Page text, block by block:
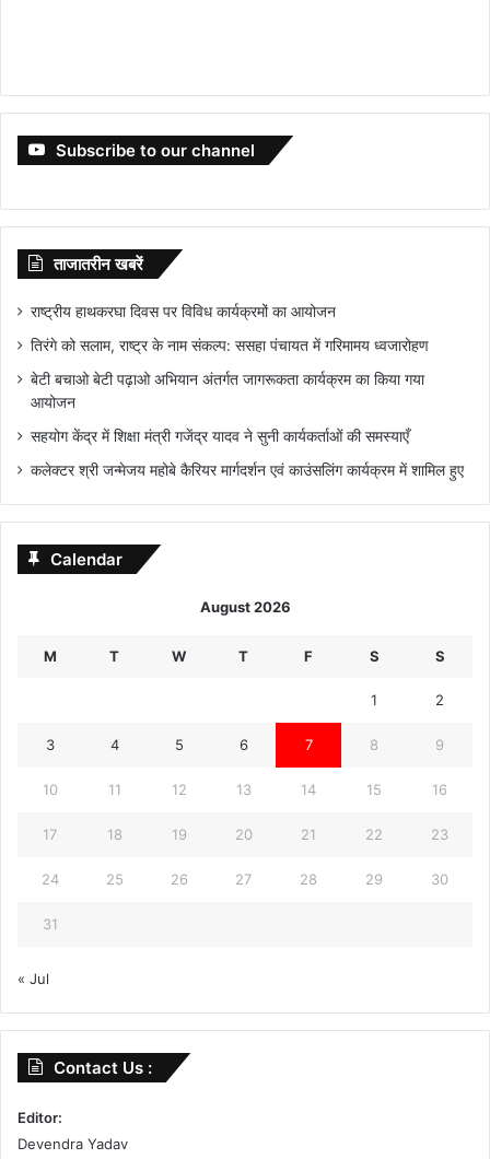
Subscribe to our channel
ताजातरीन खबरें
राष्ट्रीय हाथकरघा दिवस पर विविध कार्यक्रमों का आयोजन
तिरंगे को सलाम, राष्ट्र के नाम संकल्प: ससहा पंचायत में गरिमामय ध्वजारोहण
बेटी बचाओ बेटी पढ़ाओ अभियान अंतर्गत जागरूकता कार्यक्रम का किया गया
आयोजन
सहयोग केंद्र में शिक्षा मंत्री गजेंद्र यादव ने सुनी कार्यकर्ताओं की समस्याएँ
कलेक्टर श्री जन्मेजय महोबे कैरियर मार्गदर्शन एवं काउंसलिंग कार्यक्रम में शामिल हुए
Calendar
August 2026
M T W T F S S
1 2
3 4 5 6 7 8 9
10 11 12 13 14 15 16
17 18 19 20 21 22 23
24 25 26 27 28 29 30
31
« Jul
Contact Us :
Editor:
Devendra Yadav